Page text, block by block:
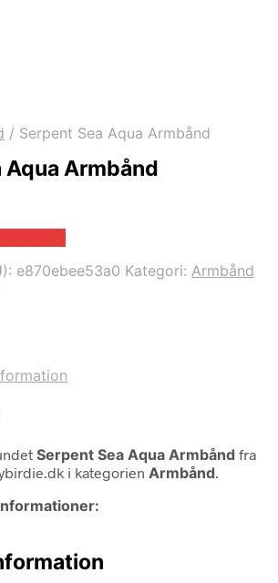
/ Serpent Sea Aqua Armbånd
Aqua Armbånd
e870ebee53a0 Kategori: Armbånd
Serpent Sea Aqua Armbånd fra
i kategorien Armbånd.